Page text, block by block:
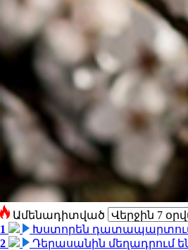
Ամենադիտված
1
Խստորեն դատապարտում
2
Դերասանին մեղադրում